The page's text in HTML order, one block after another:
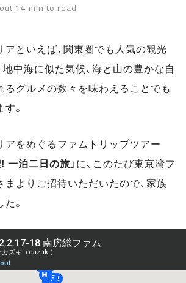
14 min to read
アといえば、関東圏でも人気の観光
中海に似た気候、海と山の豊かな自
るグルメの数々を味わえることでも
。
アをめぐるファムトリップツアー
一泊二日の旅 」に、このたび東京湾フ
まよりご招待いただいたので、家族
。